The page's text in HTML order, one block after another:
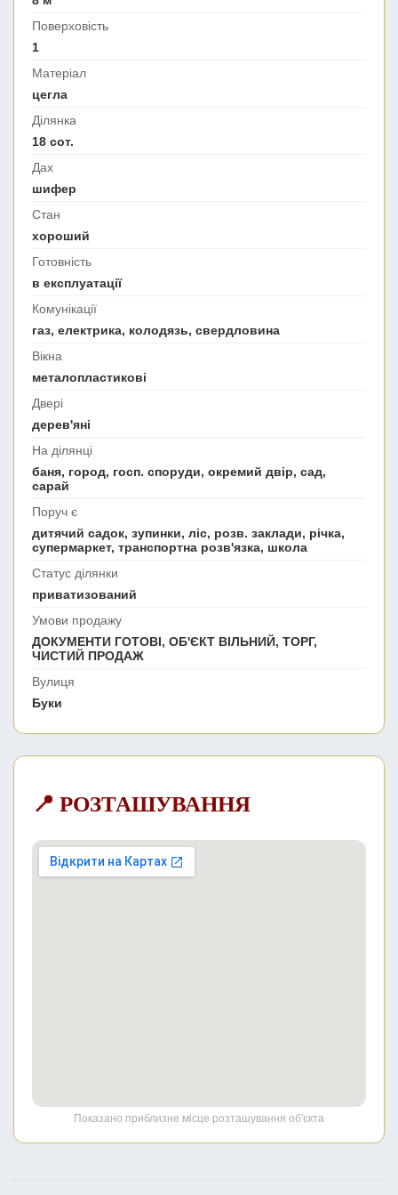
Поверховість
1
Матеріал
цегла
Ділянка
18 сот.
Дах
шифер
Стан
хороший
Готовність
в експлуатації
Комунікації
газ, електрика, колодязь, свердловина
Вікна
металопластикові
Двері
дерев'яні
На ділянці
баня, город, госп. споруди, окремий двір, сад,
сарай
Поруч є
дитячий садок, зупинки, ліс, розв. заклади, річка,
супермаркет, транспортна розв'язка, школа
Статус ділянки
приватизований
Умови продажу
ДОКУМЕНТИ ГОТОВІ, ОБ'ЄКТ ВІЛЬНИЙ, ТОРГ,
ЧИСТИЙ ПРОДАЖ
Вулиця
Буки
📍 РОЗТАШУВАННЯ
Показано приблизне місце розташування об'єкта